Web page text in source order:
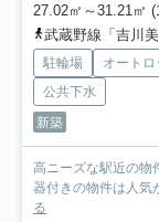
27.02㎡～31.21㎡
武蔵野線「吉川
駐輪場 オートロ
公共下水
新築
高ニーズな駅近の物
器付きの物件は人気
る